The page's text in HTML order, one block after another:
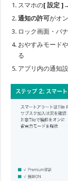
スマホの[ 設定
通知の許可がオ
ロック画面・バ
おやすみモード
る
アプリ内の通知